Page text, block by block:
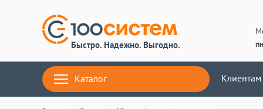
Быстро. Надежно. Выгодно.
Каталог Клиентам